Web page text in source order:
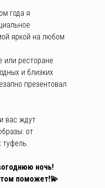
года я
яркой на любом
или ресторане
и близких
презентовал
вас ждут
от
туфель.
ночь!
поможет!💫